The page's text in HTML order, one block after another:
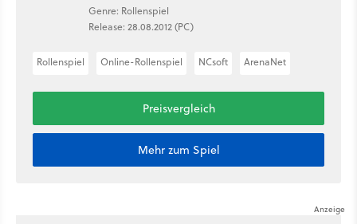
Genre: Rollenspiel
Release: 28.08.2012 (PC)
Rollenspiel Online-Rollenspiel NCsoft ArenaNet
Preisvergleich
Mehr zum Spiel